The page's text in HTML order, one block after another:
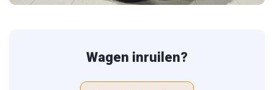
Wagen inruilen?